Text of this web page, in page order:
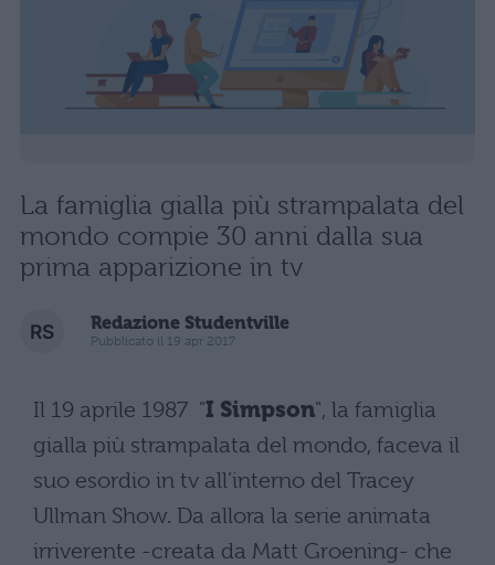
La famiglia gialla più strampalata del
mondo compie 30 anni dalla sua
prima apparizione in tv
Redazione Studentville
Pubblicato il 19 apr 2017
Il 19 aprile 1987 "I Simpson", la famiglia
gialla più strampalata del mondo, faceva il
suo esordio in tv all’interno del Tracey
Ullman Show. Da allora la serie animata
irriverente -creata da Matt Groening- che